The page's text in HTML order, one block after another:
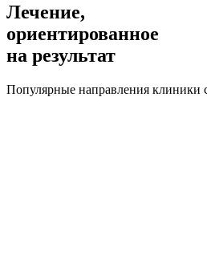
Лечение,
ориентированное
на результат
Популярные направления